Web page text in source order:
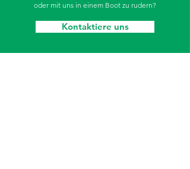
oder mit uns in einem Boot zu rudern?
Kontaktiere uns